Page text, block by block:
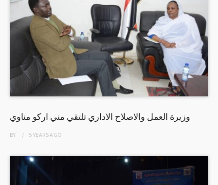
وزيرة العمل والاصلاح الاداري تلتقي مني اركو مناوي
BY 5 YEARSAGO